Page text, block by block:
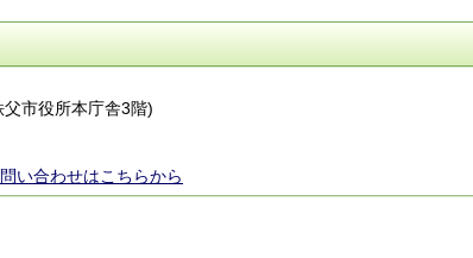
市役所本庁舎3階)
い合わせはこちらから